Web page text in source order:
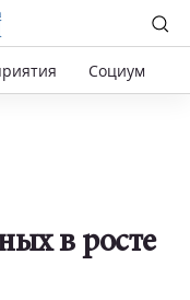
Социум
в росте